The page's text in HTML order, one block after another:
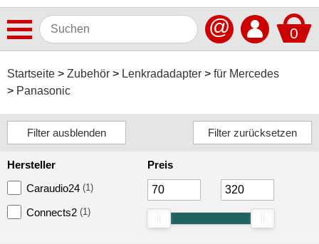
0
@
Startseite Zubehör Lenkradadapter
für Mercedes
Panasonic
Autoradios
Dashcams
Freisprechanlagen
Lautsprecher
Hersteller
Caraudio24 (1)
Connects2 (1)
Preis